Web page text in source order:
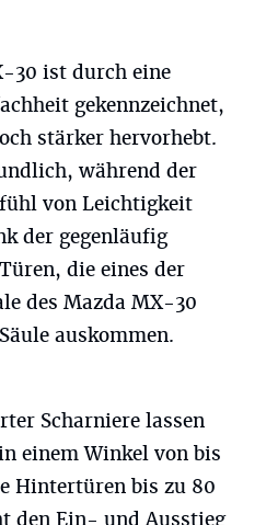
30 ist durch eine
gekennzeichnet,
stärker hervorhebt.
während der
von Leichtigkeit
der gegenläufig
die eines der
des Mazda MX-30
auskommen.
Scharniere lassen
einem Winkel von bis
Hintertüren bis zu 80
den Ein- und Ausstieg